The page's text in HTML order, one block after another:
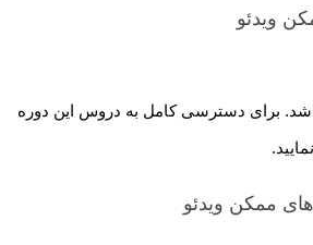
ویدئو
برای دسترسی کامل به دروس این دوره
ممکن ویدئو